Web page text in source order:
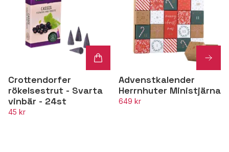
Crottendorfer
rökelsestrut - Svarta
vinbär - 24st
45 kr
Advenstkalender
Herrnhuter Ministjärna
649 kr